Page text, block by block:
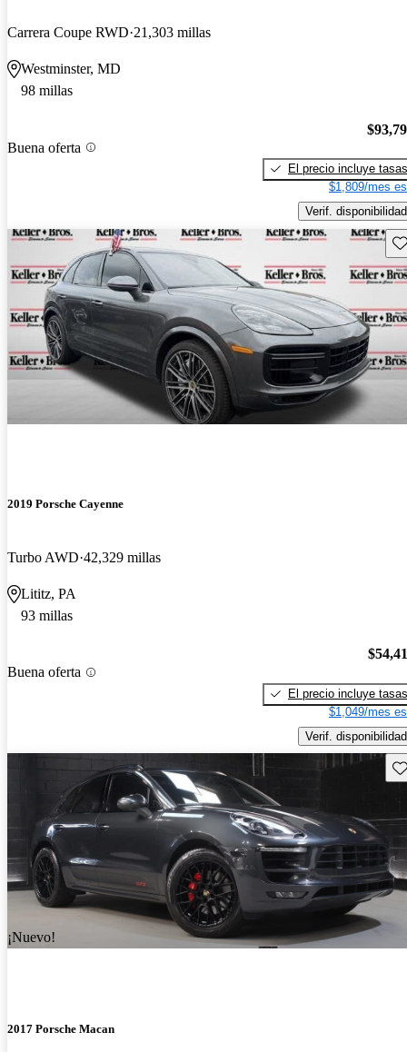
Carrera Coupe RWD 21,303 millas
Westminster, MD
98 millas
Buena oferta
El precio incluye tasas
$1,809/mes
Verif. disponibilidad
2019 Porsche Cayenne
Turbo AWD 42,329 millas
Lititz, PA
93 millas
Buena oferta
El precio incluye tasas
$1,049/mes
Verif. disponibilidad
¡Nuevo!
2017 Porsche Macan